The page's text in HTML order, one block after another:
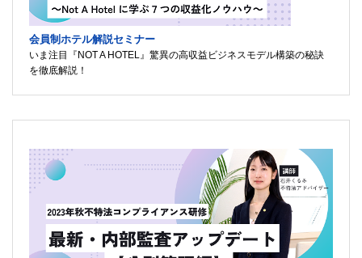
会員制ホテル解説セミナー
いま注目『NOT A HOTEL』驚異の高収益ビジネスモデル構築の秘訣
を徹底解説！